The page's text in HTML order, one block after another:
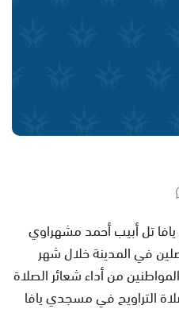
تل أبيب أحمد مشهراوي
في المدينة خلال شهر
من أداء شعائر الصلاة
التراويح في مسجدي يافا